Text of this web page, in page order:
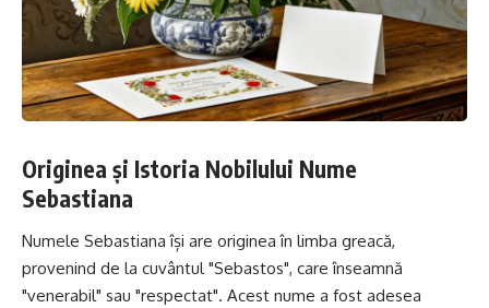
Originea și Istoria Nobilului Nume
Sebastiana
Numele Sebastiana își are originea în limba greacă,
provenind de la cuvântul "Sebastos", care înseamnă
"venerabil" sau "respectat". Acest nume a fost adesea